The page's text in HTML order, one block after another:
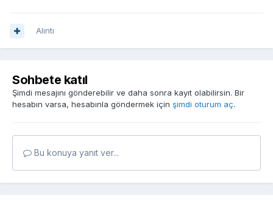
Alıntı
Sohbete katıl
Şimdi mesajını gönderebilir ve daha sonra kayıt olabilirsin. Bir
hesabın varsa, hesabınla göndermek için şimdi oturum aç.
Bu konuya yanıt ver...